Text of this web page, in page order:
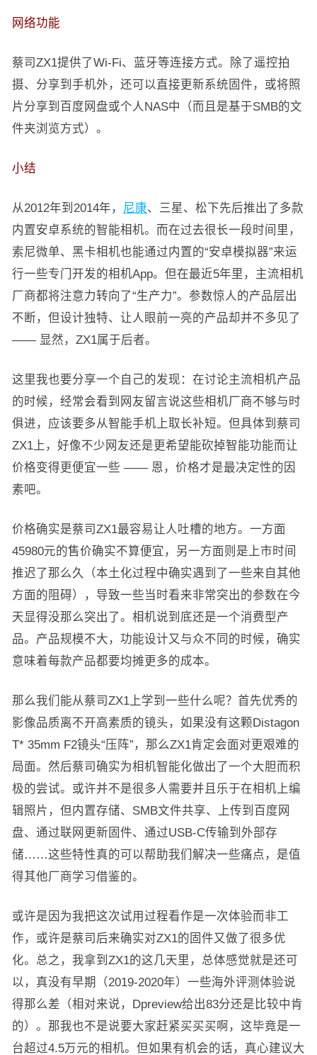
网络功能
蔡司ZX1提供了Wi-Fi、蓝牙等连接方式。除了遥控拍
摄、分享到手机外，还可以直接更新系统固件，或将照
片分享到百度网盘或个人NAS中（而且是基于SMB的文
件夹浏览方式）。
小结
从2012年到2014年， 尼康、三星、松下先后推出了多款
内置安卓系统的智能相机。而在过去很长一段时间里，
索尼微单、黑卡相机也能通过内置的“安卓模拟器”来运
行一些专门开发的相机App。但在最近5年里，主流相机
厂商都将注意力转向了“生产力”。参数惊人的产品层出
不断，但设计独特、让人眼前一亮的产品却并不多见了
—— 显然，ZX1属于后者。
这里我也要分享一个自己的发现：在讨论主流相机产品
的时候，经常会看到网友留言说这些相机厂商不够与时
俱进，应该要多从智能手机上取长补短。但具体到蔡司
ZX1上，好像不少网友还是更希望能砍掉智能功能而让
价格变得更便宜一些 —— 恩，价格才是最决定性的因
素吧。
价格确实是蔡司ZX1最容易让人吐槽的地方。一方面
45980元的售价确实不算便宜，另一方面则是上市时间
推迟了那么久（本土化过程中确实遇到了一些来自其他
方面的阻碍），导致一些当时看来非常突出的参数在今
天显得没那么突出了。相机说到底还是一个消费型产
品。产品规模不大，功能设计又与众不同的时候，确实
意味着每款产品都要均摊更多的成本。
那么我们能从蔡司ZX1上学到一些什么呢？首先优秀的
影像品质离不开高素质的镜头，如果没有这颗Distagon
T* 35mm F2镜头“压阵”，那么ZX1肯定会面对更艰难的
局面。然后蔡司确实为相机智能化做出了一个大胆而积
极的尝试。或许并不是很多人需要并且乐于在相机上编
辑照片，但内置存储、SMB文件共享、上传到百度网
盘、通过联网更新固件、通过USB-C传输到外部存
储……这些特性真的可以帮助我们解决一些痛点，是值
得其他厂商学习借鉴的。
或许是因为我把这次试用过程看作是一次体验而非工
作，或许是蔡司后来确实对ZX1的固件又做了很多优
化。总之，我拿到ZX1的这几天里，总体感觉就是还可
以，真没有早期（2019-2020年）一些海外评测体验说
得那么差（相对来说，Dpreview给出83分还是比较中肯
的）。那我也不是说要大家赶紧买买买啊，这毕竟是一
台超过4.5万元的相机。但如果有机会的话，真心建议大